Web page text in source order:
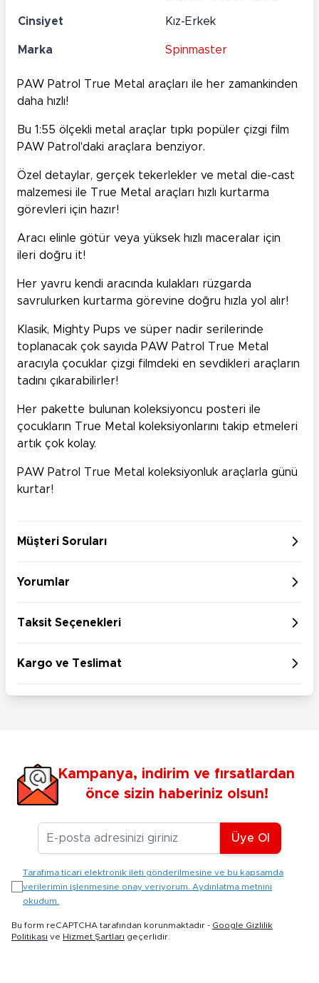
Cinsiyet Kız-Erkek
Marka Spinmaster
PAW Patrol True Metal araçları ile her zamankinden
daha hızlı!
Bu 1:55 ölçekli metal araçlar tıpkı popüler çizgi film
PAW Patrol'daki araçlara benziyor.
Özel detaylar, gerçek tekerlekler ve metal die-cast
malzemesi ile True Metal araçları hızlı kurtarma
görevleri için hazır!
Aracı elinle götür veya yüksek hızlı maceralar için
ileri doğru it!
Her yavru kendi aracında kulakları rüzgarda
savrulurken kurtarma görevine doğru hızla yol alır!
Klasik, Mighty Pups ve süper nadir serilerinde
toplanacak çok sayıda PAW Patrol True Metal
aracıyla çocuklar çizgi filmdeki en sevdikleri araçların
tadını çıkarabilirler!
Her pakette bulunan koleksiyoncu posteri ile
çocukların True Metal koleksiyonlarını takip etmeleri
artık çok kolay.
PAW Patrol True Metal koleksiyonluk araçlarla günü
kurtar!
Müşteri Soruları
Yorumlar
Taksit Seçenekleri
Kargo ve Teslimat
Kampanya, indirim ve fırsatlardan
önce sizin haberiniz olsun!
E-posta Adresiniz
Üye Ol
Tarafıma ticari elektronik ileti gönderilmesine ve bu kapsamda
verilerimin işlenmesine onay veriyorum. Aydınlatma metnini
okudum.
Bu form reCAPTCHA tarafından korunmaktadır - Google Gizlilik
Politikası ve Hizmet Şartları geçerlidir.